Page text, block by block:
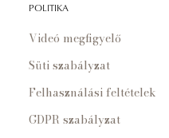
POLITIKA
Videó megfigyelő
Süti szabályzat
Felhasználási feltételek
GDPR szabályzat